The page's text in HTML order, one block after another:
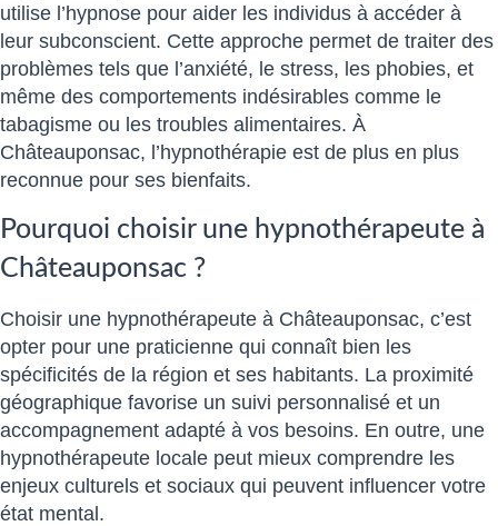
utilise l’hypnose pour aider les individus à accéder à
leur subconscient. Cette approche permet de traiter des
problèmes tels que l’anxiété, le stress, les phobies, et
même des comportements indésirables comme le
tabagisme ou les troubles alimentaires. À
Châteauponsac, l’hypnothérapie est de plus en plus
reconnue pour ses bienfaits.
Pourquoi choisir une hypnothérapeute à
Châteauponsac ?
Choisir une hypnothérapeute à Châteauponsac, c’est
opter pour une praticienne qui connaît bien les
spécificités de la région et ses habitants. La proximité
géographique favorise un suivi personnalisé et un
accompagnement adapté à vos besoins. En outre, une
hypnothérapeute locale peut mieux comprendre les
enjeux culturels et sociaux qui peuvent influencer votre
état mental.